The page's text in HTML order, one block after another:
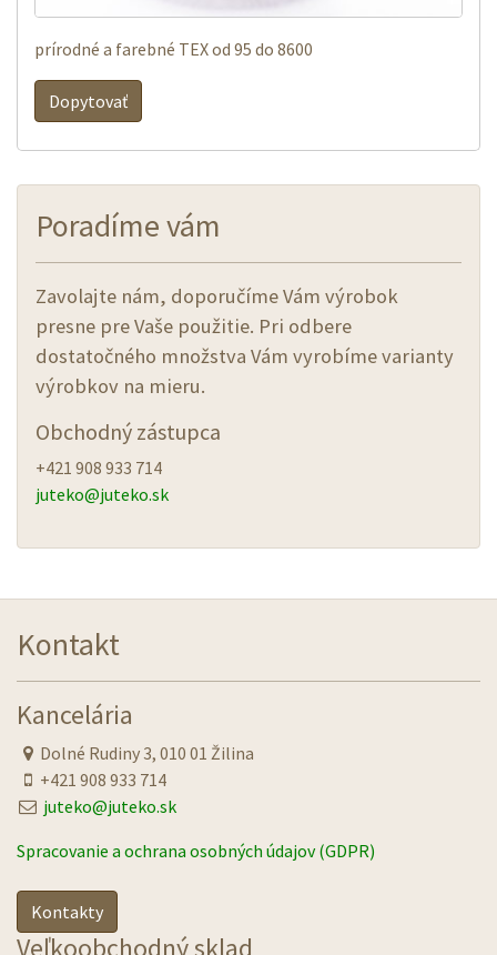
prírodné a farebné TEX od 95 do 8600
Dopytovať
Poradíme vám
Zavolajte nám, doporučíme Vám výrobok
presne pre Vaše použitie. Pri odbere
dostatočného množstva Vám vyrobíme varianty
výrobkov na mieru.
Obchodný zástupca
+421 908 933 714
juteko@juteko.sk
Kontakt
Kancelária
Dolné Rudiny 3, 010 01 Žilina
+421 908 933 714
juteko@juteko.sk
Spracovanie a ochrana osobných údajov (GDPR)
Kontakty
Veľkoobchodný sklad